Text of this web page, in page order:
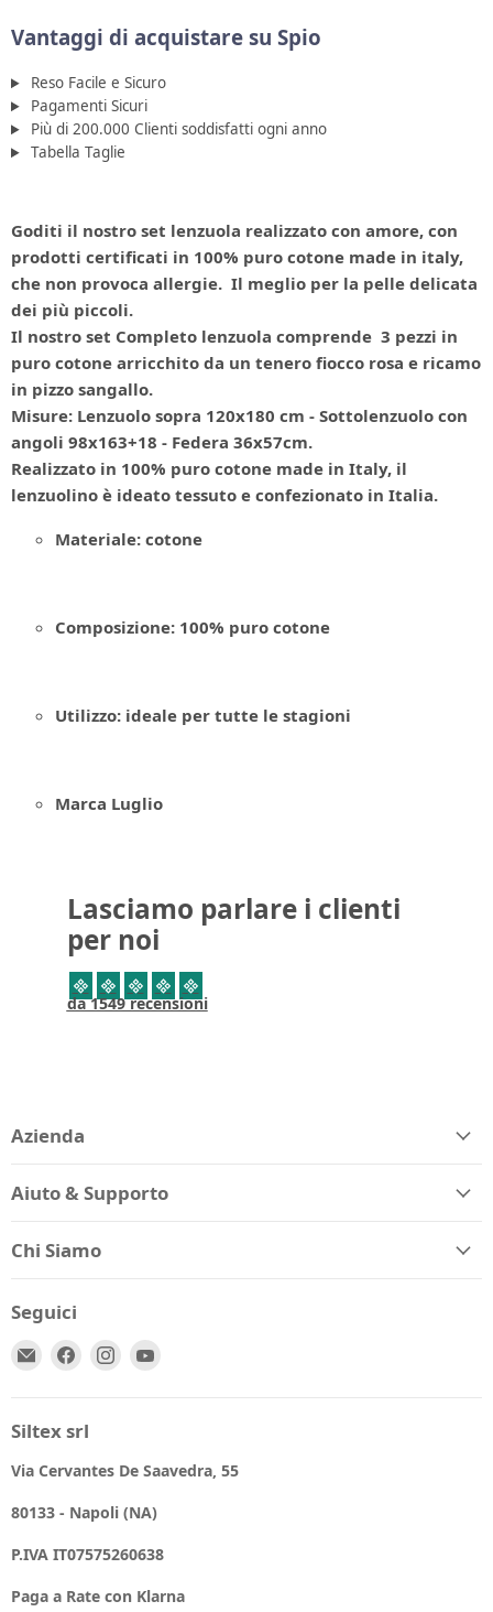
Vantaggi di acquistare su Spio
Reso Facile e Sicuro
Pagamenti Sicuri
Più di 200.000 Clienti soddisfatti ogni anno
Tabella Taglie
Goditi il nostro set lenzuola realizzato con amore, con
prodotti certificati in 100% puro cotone made in italy,
che non provoca allergie. Il meglio per la pelle delicata
dei più piccoli.
Il nostro set Completo lenzuola comprende 3 pezzi in
puro cotone arricchito da un tenero fiocco rosa e ricamo
in pizzo sangallo.
Misure: Lenzuolo sopra 120x180 cm - Sottolenzuolo con
angoli 98x163+18 - Federa 36x57cm.
Realizzato in 100% puro cotone made in Italy, il
lenzuolino è ideato tessuto e confezionato in Italia.
Materiale: cotone
Composizione: 100% puro cotone
Utilizzo: ideale per tutte le stagioni
Marca Luglio
Lasciamo parlare i clienti
per noi
da 1549 recensioni
Azienda
Aiuto & Supporto
Chi Siamo
Seguici
Email
Trovaci Trovaci
Siltex srl
Via Cervantes De Saavedra, 55
80133 - Napoli (NA)
P.IVA IT07575260638
Paga a Rate con Klarna